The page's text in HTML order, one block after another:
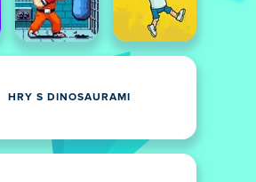
HRY S DINOSAURAMI